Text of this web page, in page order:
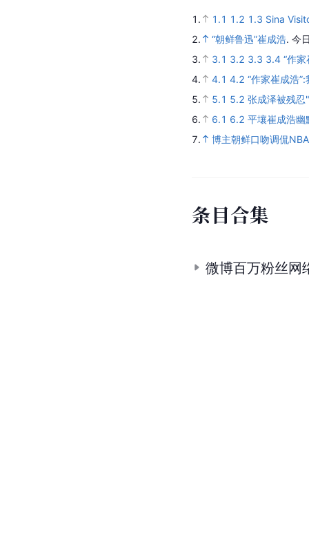
1. 1.1 1.2 1.3 Sina
2.
“朝鲜鲁迅”崔成浩. 今
3.
3.1 3.2 3.3 3.4 “作
4.
4.1 4.2 “作家崔成浩
5.
5.1 5.2 张成泽被残
6.
6.1 6.2 平壤崔成浩幽
7.
博主朝鲜口吻调侃
条目合集
微博百万粉丝网